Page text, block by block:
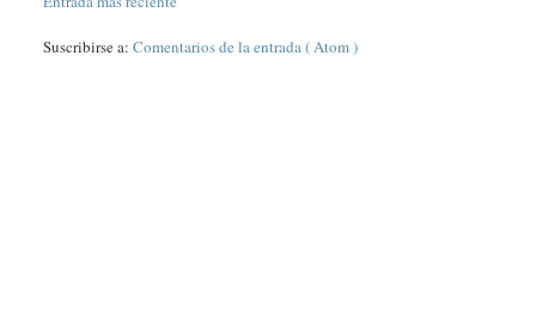
Suscribirse a:Comentarios de la entrada ( Atom )